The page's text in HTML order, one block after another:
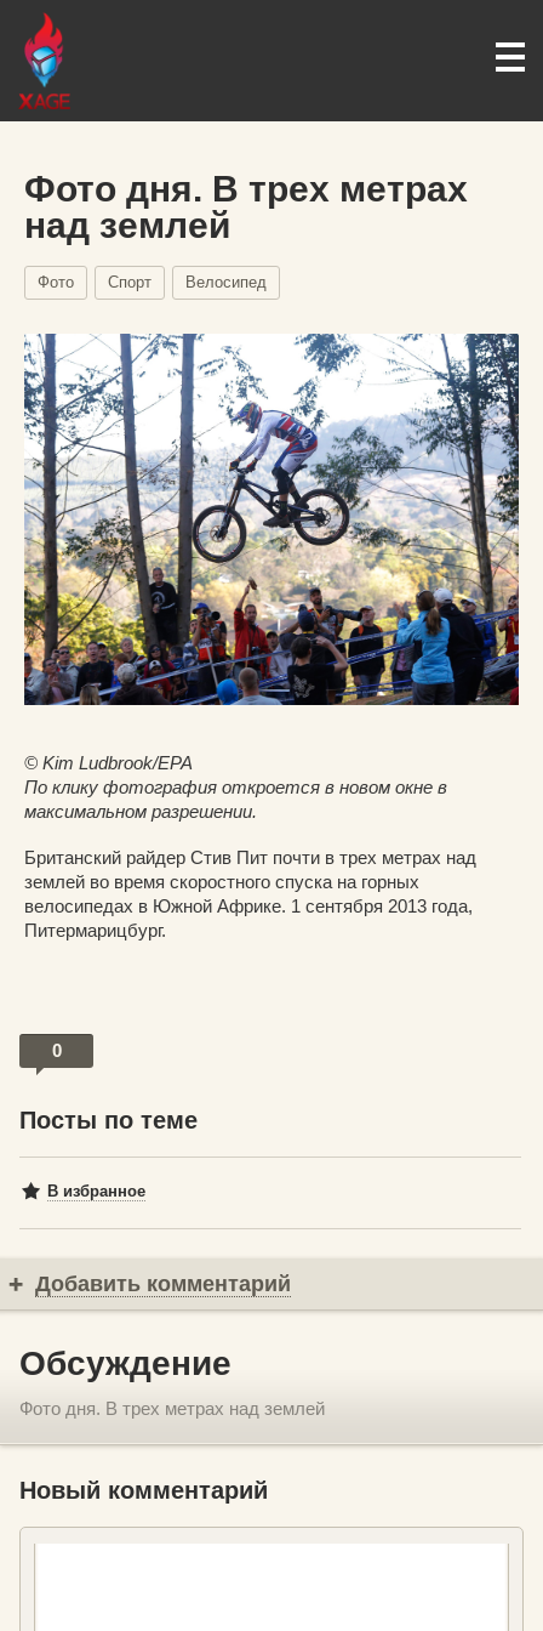
Фото дня. В трех метрах
над землей
Фото Спорт Велосипед
© Kim Ludbrook/EPA
По клику фотография откроется в новом окне в
максимальном разрешении.
Британский райдер Стив Пит почти в трех метрах над
землей во время скоростного спуска на горных
велосипедах в Южной Африке. 1 сентября 2013 года,
Питермарицбург.
0
Посты по теме
В избранное
Добавить комментарий
Обсуждение
Фото дня. В трех метрах над землей
Новый комментарий